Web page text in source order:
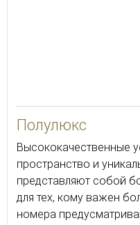
Полулюкс
Высококачественные
пространство и
представляют собой
для тех, кому важен
номера